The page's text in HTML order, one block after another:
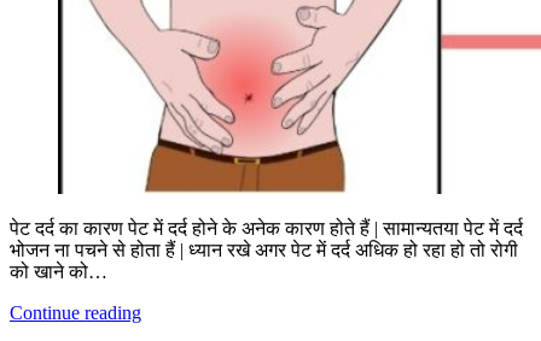
पेट दर्द का कारण पेट में दर्द होने के अनेक कारण होते हैं | सामान्यतया पेट में दर्द
भोजन ना पचने से होता हैं | ध्यान रखे अगर पेट में दर्द अधिक हो रहा हो तो रोगी
को खाने को…
Continue reading